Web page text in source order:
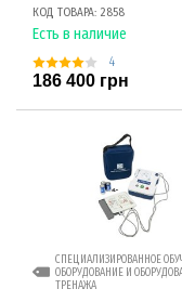
КОД ТОВАРА: 2858
Есть в наличие
4
186 400 грн
СПЕЦИАЛИЗИРОВАННОЕ
ОБОРУДОВАНИЕ И
ТРЕНАЖА